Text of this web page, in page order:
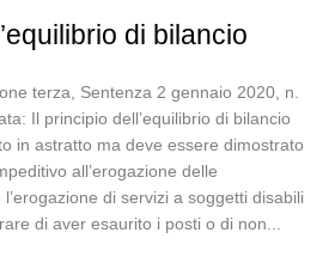
di bilancio
terza, Sentenza 2 gennaio 2020, n.
Il principio dell’equilibrio di bilancio
in astratto ma deve essere dimostrato
all’erogazione delle
di servizi a soggetti disabili
di aver esaurito i posti o di non...